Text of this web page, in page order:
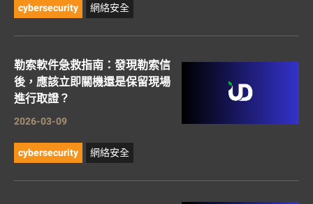
cybersecurity 網絡安全
勒索軟件急救指南：發現勒索信
後，應該立即關機還是保留現場
進行取證？
2026-03-09
cybersecurity 網絡安全